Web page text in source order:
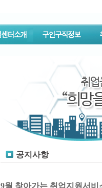
공지사항
9월 찾아가는 취업지원서비